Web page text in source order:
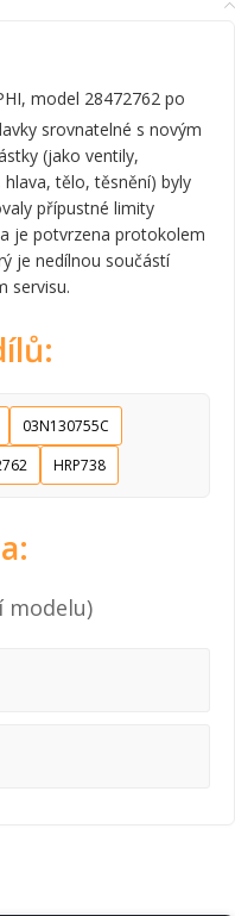
model 28472762 po
srovnatelné s novým
(jako ventily,
tělo, těsnění) byly
přípustné limity
je potvrzena protokolem
je nedílnou součástí
servisu.
03N130755C
HRP738
modelu)